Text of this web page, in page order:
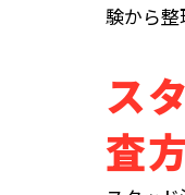
験から整
ス
査